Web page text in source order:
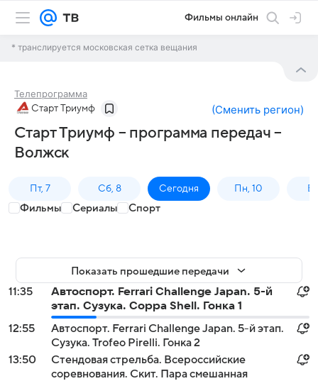
Фильмы онлайн
* транслируется московская сетка вещания
Телепрограмма
Старт Триумф (Сменить регион)
Старт Триумф – программа передач –
Волжск
Пт, 7 Сб, 8 Сегодня Пн, 10
Фильмы Сериалы Спорт
Показать прошедшие передачи
11:35
Автоспорт. Ferrari Challenge Japan. 5-й
этап. Сузука. Coppa Shell. Гонка 1
12:55
Автоспорт. Ferrari Challenge Japan. 5-й этап.
Сузука. Trofeo Pirelli. Гонка 2
13:50
Стендовая стрельба. Всероссийские
соревнования. Скит. Пара смешанная